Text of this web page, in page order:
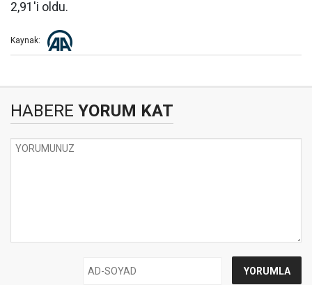
2,91'i oldu.
Kaynak:
HABERE YORUM KAT